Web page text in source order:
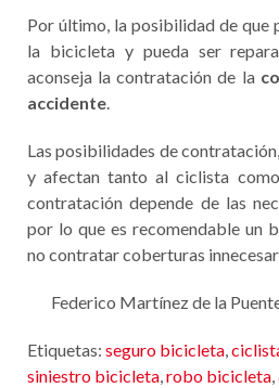
Por último, la posibilidad de que
la bicicleta y pueda ser
aconseja la contratación de la
accidente.
Las posibilidades de
y afectan tanto al ciclista
contratación depende de las
por lo que es recomendable un
no contratar coberturas
Federico Martínez de la
Etiquetas: seguro bicicleta,
siniestro bicicleta,robo bicicleta,